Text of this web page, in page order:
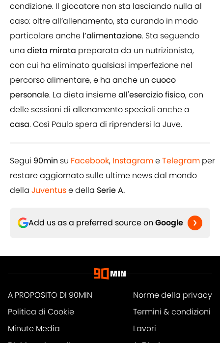
condizione. Il giocatore non sta lasciando nulla al
caso: oltre all’allenamento, sta curando in modo
particolare anche l’alimentazione. Sta seguendo
una dieta mirata preparata da un nutrizionista,
con cui ha eliminato qualsiasi imperfezione nel
percorso alimentare, e ha anche un cuoco
personale. La dieta insiemeall'eserciziofisico, con
delle sessioni di allenamento speciali anche a
casa. Così Paulo spera di riprendersi la Juve.
Segui 90min su Facebook, InstagrameTelegram per
restare aggiornato sulle ultime news dal mondo
della Juventuse della Serie A.
Add us as a preferred source on Google
A PROPOSITO DI 90MIN
Norme della privacy
Politica di Cookie
Termini & condizioni
Minute Media
Lavori